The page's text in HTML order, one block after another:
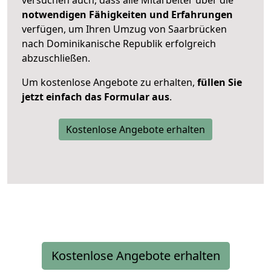
notwendigen Fähigkeiten und Erfahrungen
verfügen, um Ihren Umzug von Saarbrücken
nach Dominikanische Republik erfolgreich
abzuschließen.
Um kostenlose Angebote zu erhalten, füllen Sie
jetzt einfach das Formular aus.
Kostenlose Angebote erhalten
Kostenlose Angebote erhalten